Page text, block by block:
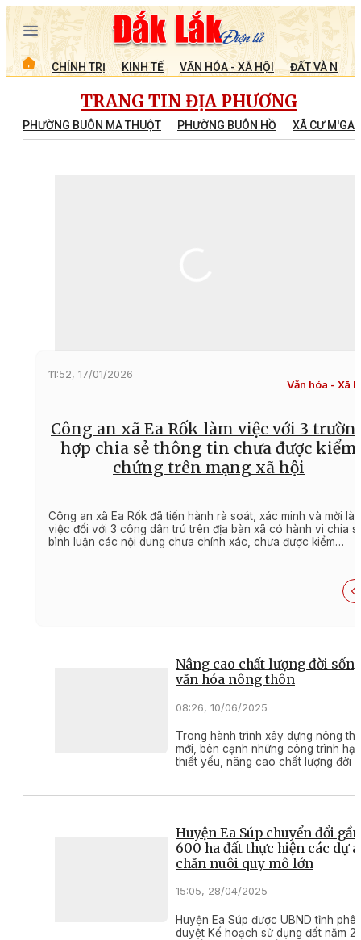
CHÍNH TRỊ KINH TẾ VĂN HÓA - XÃ HỘI ĐẤT VÀ
TRANG TIN ĐỊA PHƯƠNG
PHƯỜNG BUÔN MA THUỘT PHƯỜNG BUÔN HỒ XÃ CƯ M'GAR
11:52, 17/01/2026
Văn hóa - Xã
Công an xã Ea Rốk làm việc với 3
hợp chia sẻ thông tin chưa được kiểm
chứng trên mạng xã hội
Công an xã Ea Rốk đã tiến hành rà soát, xác minh và mời
việc đối với 3 công dân trú trên địa bàn xã có hành vi chia
bình luận các nội dung chưa chính xác, chưa được kiểm
Nâng cao chất lượng đời
văn hóa nông thôn
08:26, 10/06/2025
Trong hành trình xây dựng nông
mới, bên cạnh những công trình hạ
thiết yếu, nâng cao chất lượng đời
Huyện Ea Súp chuyển đổi gần
600 ha đất thực hiện các dự
chăn nuôi quy mô lớn
15:05, 28/04/2025
Huyện Ea Súp được UBND tỉnh phê
duyệt Kế hoạch sử dụng đất năm